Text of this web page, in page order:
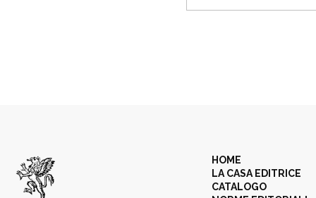
HOME
LA CASA EDITRICE
CATALOGO